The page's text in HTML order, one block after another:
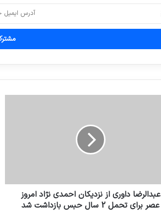
عبدالرضا داوری از نزدیکان احمدی نژاد امروز
عصر برای تحمل 2 سال حبس بازداشت شد